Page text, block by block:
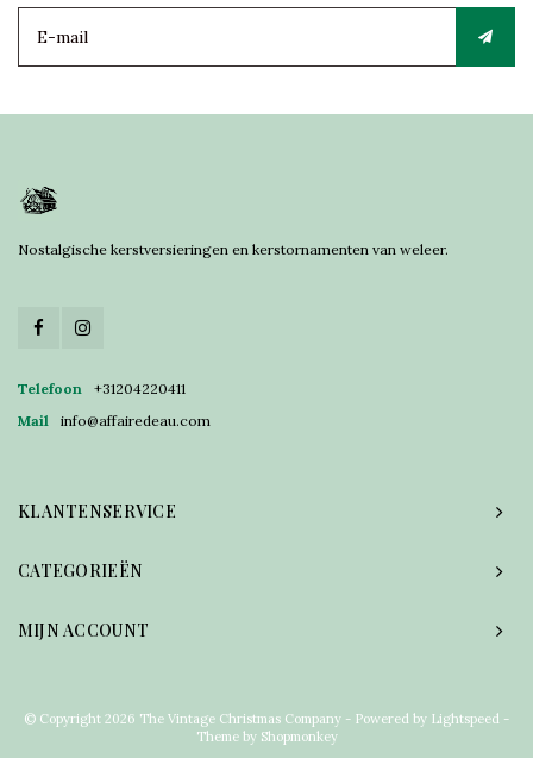
Nostalgische kerstversieringen en kerstornamenten van weleer.
Telefoon
+31204220411
Mail
info@affairedeau.com
KLANTENSERVICE
CATEGORIEËN
MIJN ACCOUNT
© Copyright 2026 The Vintage Christmas Company - Powered by Lightspeed -
Theme by Shopmonkey